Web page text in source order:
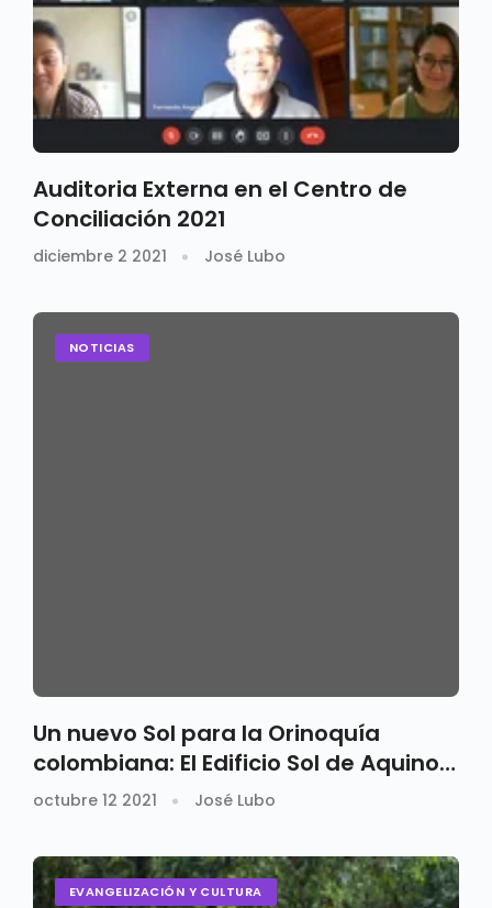
Auditoria Externa en el Centro de
Conciliación 2021
diciembre 2 2021 José Lubo
NOTICIAS
Un nuevo Sol para la Orinoquía
colombiana: El Edificio Sol de Aquino
de la Universidad Santo Tomás
octubre 12 2021 José Lubo
EVANGELIZACIÓN Y CULTURA